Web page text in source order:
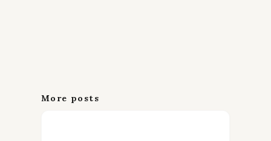
More posts